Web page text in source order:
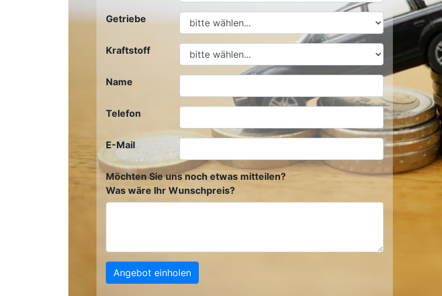
Getriebe
Kraftstoff
Name
Telefon
E-Mail
Möchten Sie uns noch etwas mitteilen?
Was wäre Ihr Wunschpreis?
Angebot einholen